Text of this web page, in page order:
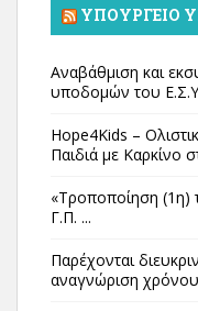
ΥΠΟΥΡΓΕΊΟ
Αναβάθμιση και
υποδομών του
Hope4Kids –
Παιδιά με Καρκίνο
«Τροποποίηση (1η)
Γ.Π. ...
Παρέχονται
αναγνώριση